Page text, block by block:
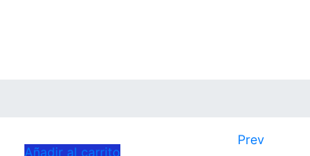
Prev
Añadir al carrito